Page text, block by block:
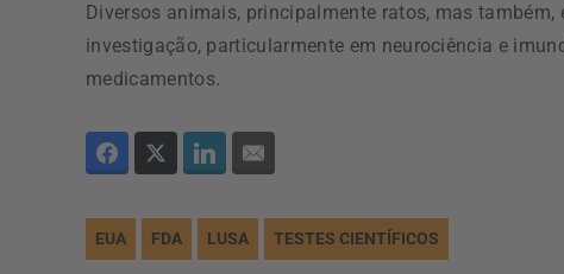
Diversos animais, principalmente ratos, mas
investigação, particularmente em neurociência e
medicamentos.
EUA FDA LUSA TESTES CIENTÍFICOS